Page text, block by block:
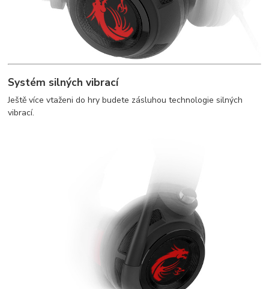
Systém silných vibrací
Ještě více vtaženi do hry budete zásluhou technologie silných
vibrací.